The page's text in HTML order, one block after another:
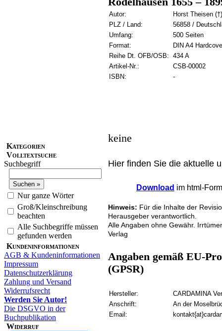
Kategorien
Volltextsuche
Suchbegriff
Nur ganze Wörter
Groß/Kleinschreibung
beachten
Alle Suchbegriffe müssen
gefunden werden
Kundeninformationen
AGB & Kundeninformationen
Impressum
Datenschutzerklärung
Zahlung und Versand
Widerrufsrecht
Werden Sie Autor!
Die DSGVO in der
Buchpublikation
Widerruf
Autor:
Horst Theisen
PLZ / Land:
56858 /
Umfang:
500 Seiten
Format:
DIN A4
Reihe Dt. OFB/OSB: 434 A
Artikel-Nr.:
CSB-00002
ISBN:
-
keine
Hier finden Sie die aktuelle
Download im html-
Hinweis: Für die Inhalte der
Herausgeber verantwortlich.
Alle Angaben ohne Gewähr.
Verlag
Angaben gemäß EU-
(GPSR)
Hersteller:
CARDAMINA
Anschrift:
An der
Email: